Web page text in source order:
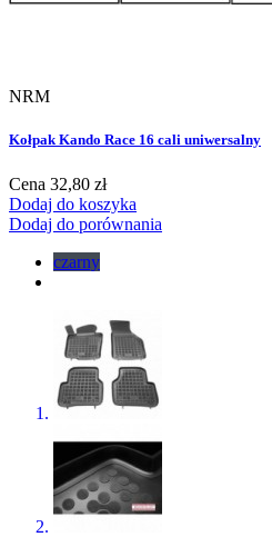
NRM
Kołpak Kando Race 16 cali uniwersalny
Cena 32,80 zł
Dodaj do koszyka
Dodaj do porównania
czarny